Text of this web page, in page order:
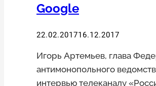
Google
22.02.201716.12.2017
Игорь Артемьев, глава
антимонопольного
интервью телеканалу